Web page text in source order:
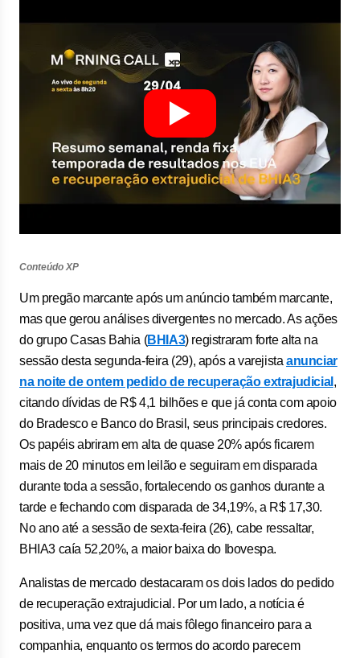
Conteúdo XP
Um pregão marcante após um anúncio também marcante,
mas que gerou análises divergentes no mercado. As ações
do grupo Casas Bahia (BHIA3) registraram forte alta na
sessão desta segunda-feira (29), após a varejistaanunciar
na noite de ontem pedido de recuperação extrajudicial ,
citando dívidas de R$ 4,1 bilhões e que já conta com apoio
do Bradesco e Banco do Brasil, seus principais credores.
Os papéis abriram em alta de quase 20% após ficarem
mais de 20 minutos em leilão e seguiram em disparada
durante toda a sessão, fortalecendo os ganhos durante a
tarde e fechando com disparada de 34,19%, a R$ 17,30.
No ano até a sessão de sexta-feira (26), cabe ressaltar,
BHIA3 caía 52,20%, a maior baixa do Ibovespa.
Analistas de mercado destacaram os dois lados do pedido
de recuperação extrajudicial. Por um lado, a notícia é
positiva, uma vez que dá mais fôlego financeiro para a
companhia, enquanto os termos do acordo parecem